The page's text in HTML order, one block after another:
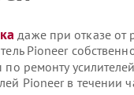
даже при отказе от
Pioneer
ремонту
Pioneer в течении